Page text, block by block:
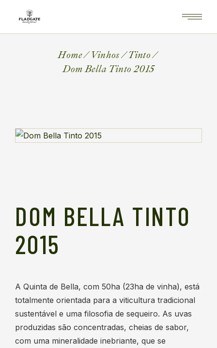
Home Vinhos
Tinto
Dom Bella Tinto 2015
DOM BELLA TINTO
2015
A Quinta de Bella, com 50ha (23ha de vinha), está
totalmente orientada para a viticultura tradicional
sustentável e uma filosofia de sequeiro. As uvas
produzidas são concentradas, cheias de sabor,
com uma mineralidade inebriante, que se